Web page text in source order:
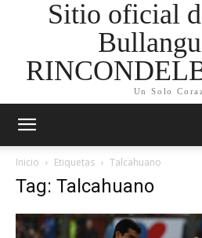
Sitio oficial
Un Solo
Inicio Etiquetas Talcahuano
Tag: Talcahuano